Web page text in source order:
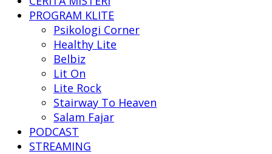
PROGRAM KLITE
Psikologi Corner
Healthy Lite
Belbiz
Lit On
Lite Rock
Stairway To Heaven
Salam Fajar
PODCAST
STREAMING